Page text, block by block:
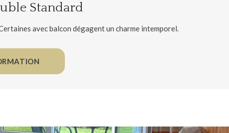
Standard
avec balcon dégagent un charme intemporel.